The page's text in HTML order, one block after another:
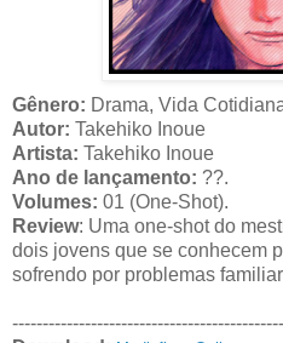
Gênero: Drama, Vida
Autor: Takehiko Inoue
Artista: Takehiko Inoue
Ano de lançamento: ??.
Volumes: 01 (One-Shot).
Review: Uma one-shot do
dois jovens que se conhecem
sofrendo por problemas